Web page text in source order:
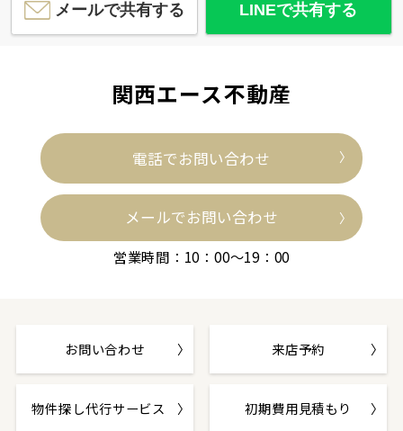
メールで共有する LINEで共有する
関西エース不動産
電話でお問い合わせ
メールでお問い合わせ
営業時間：10：00～19：00
お問い合わせ 来店予約
物件探し代行サービス 初期費用見積もり